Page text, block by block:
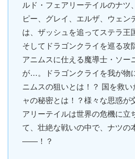
ルド・フェアリーテイルのナツ
ピー、グレイ、エルザ、ウェン
は、ザッシュを追ってステラ王
そしてドラゴンクライを巡る攻
アニムスに仕える魔導士・ソー
が…。ドラゴンクライを我が物
ニムスの狙いとは！？ 国を救い
ャの秘密とは！？様々な思惑が
アリーテイルは世界の危機に立
て、壮絶な戦いの中で、ナツの
――！？